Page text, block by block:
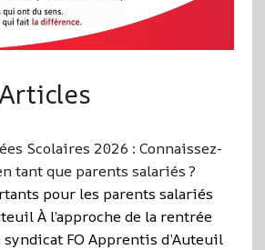
Scolaires 2026 : Connaissez-
tant que parents salariés ?
pour les parents salariés
À l’approche de la rentrée
FO Apprentis d’Auteuil